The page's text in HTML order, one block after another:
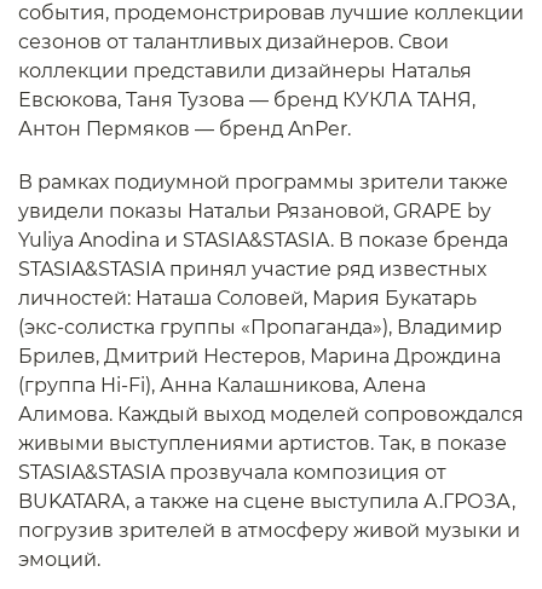
события, продемонстрировав лучшие коллекции
сезонов от талантливых дизайнеров. Свои
коллекции представили дизайнеры Наталья
Евсюкова, Таня Тузова — бренд КУКЛА ТАНЯ,
Антон Пермяков — бренд AnPer.
В рамках подиумной программы зрители также
увидели показы Натальи Рязановой, GRAPE by
Yuliya Anodina и STASIA&STASIA. В показе бренда
STASIA&STASIA принял участие ряд известных
личностей: Наташа Соловей, Мария Букатарь
(экс-солистка группы «Пропаганда»), Владимир
Брилев, Дмитрий Нестеров, Марина Дрождина
(группа Hi-Fi), Анна Калашникова, Алена
Алимова. Каждый выход моделей сопровождался
живыми выступлениями артистов. Так, в показе
STASIA&STASIA прозвучала композиция от
BUKATARA, а также на сцене выступила А.ГРОЗА,
погрузив зрителей в атмосферу живой музыки и
эмоций.